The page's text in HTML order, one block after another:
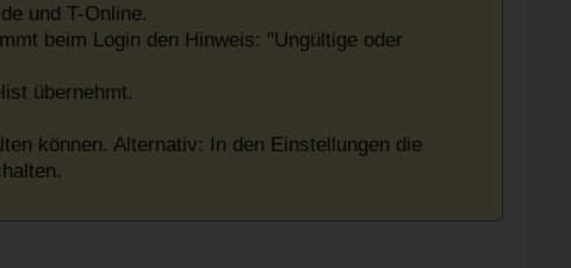
und T-Online.
beim Login den Hinweis: "Ungültige oder
übernehmt.
können. Alternativ: In den Einstellungen die